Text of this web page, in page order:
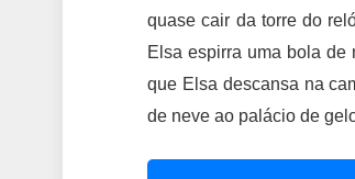
quase cair da torre do
Elsa espirra uma bola de
que Elsa descansa na
de neve ao palácio de